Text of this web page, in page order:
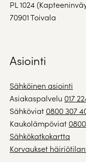
PL 1024
70901 Toivala
Asiointi
Sähköinen asiointi
Asiakaspalvelu 017
Sähköviat 0800 307
Kaukolämpöviat
Sähkökatkokartta
Korvaukset